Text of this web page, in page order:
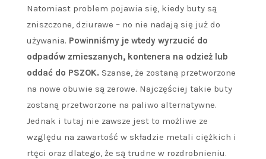
Natomiast problem pojawia się, kiedy buty są
zniszczone, dziurawe – no nie nadają się już do
używania. Powinniśmy je wtedy wyrzucić do
odpadów zmieszanych, kontenera na odzież lub
oddać do PSZOK. Szanse, że zostaną przetworzone
na nowe obuwie są zerowe. Najczęściej takie buty
zostaną przetworzone na paliwo alternatywne.
Jednak i tutaj nie zawsze jest to możliwe ze
względu na zawartość w składzie metali ciężkich i
rtęci oraz dlatego, że są trudne w rozdrobnieniu.